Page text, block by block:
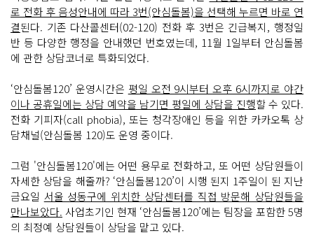
로 전화 후 음성안내에 따라 3번(안심돌봄)을 선택해 누르면 바로 연
결된다. 기존 다산콜센터(02-120) 전화 후 3번은 긴급복지, 행정일
반 등 다양한 행정을 안내했던 번호였는데, 11월 1일부터 안심돌봄
에 관한 상담코너로 특화되었다.
‘안심돌봄120’ 운영시간은 평일 오전 9시부터 오후 6시까지로 야간
이나 공휴일에는 상담 예약을 남기면 평일에 상담을 진행할 수 있다.
전화 기피자(call phobia), 또는 청각장애인 등을 위한 카카오톡 상
담채널(안심돌봄 120)도 운영 중이다.
그럼 '안심돌봄120'에는 어떤 용무로 전화하고, 또 어떤 상담원들이
자세한 상담을 해줄까? ‘안심돌봄120’이 시행 된지 1주일이 된 지난
금요일 서울 성동구에 위치한 상담센터를 직접 방문해 상담원들을
만나보았다. 사업초기인 현재 ‘안심돌봄120’에는 팀장을 포함한 5명
의 최정예 상담원들이 상담을 맡고 있다.